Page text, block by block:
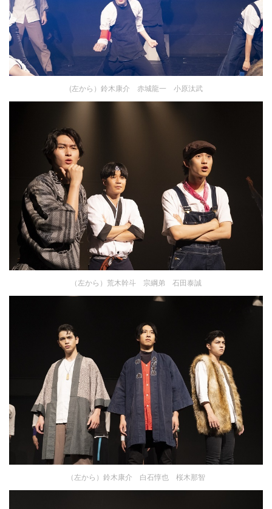
(左から）鈴木康介 赤城龍一 小原汰武
（左から）荒木幹斗 宗綱弟 石田泰誠
（左から）鈴木康介 白石惇也 桜木那智